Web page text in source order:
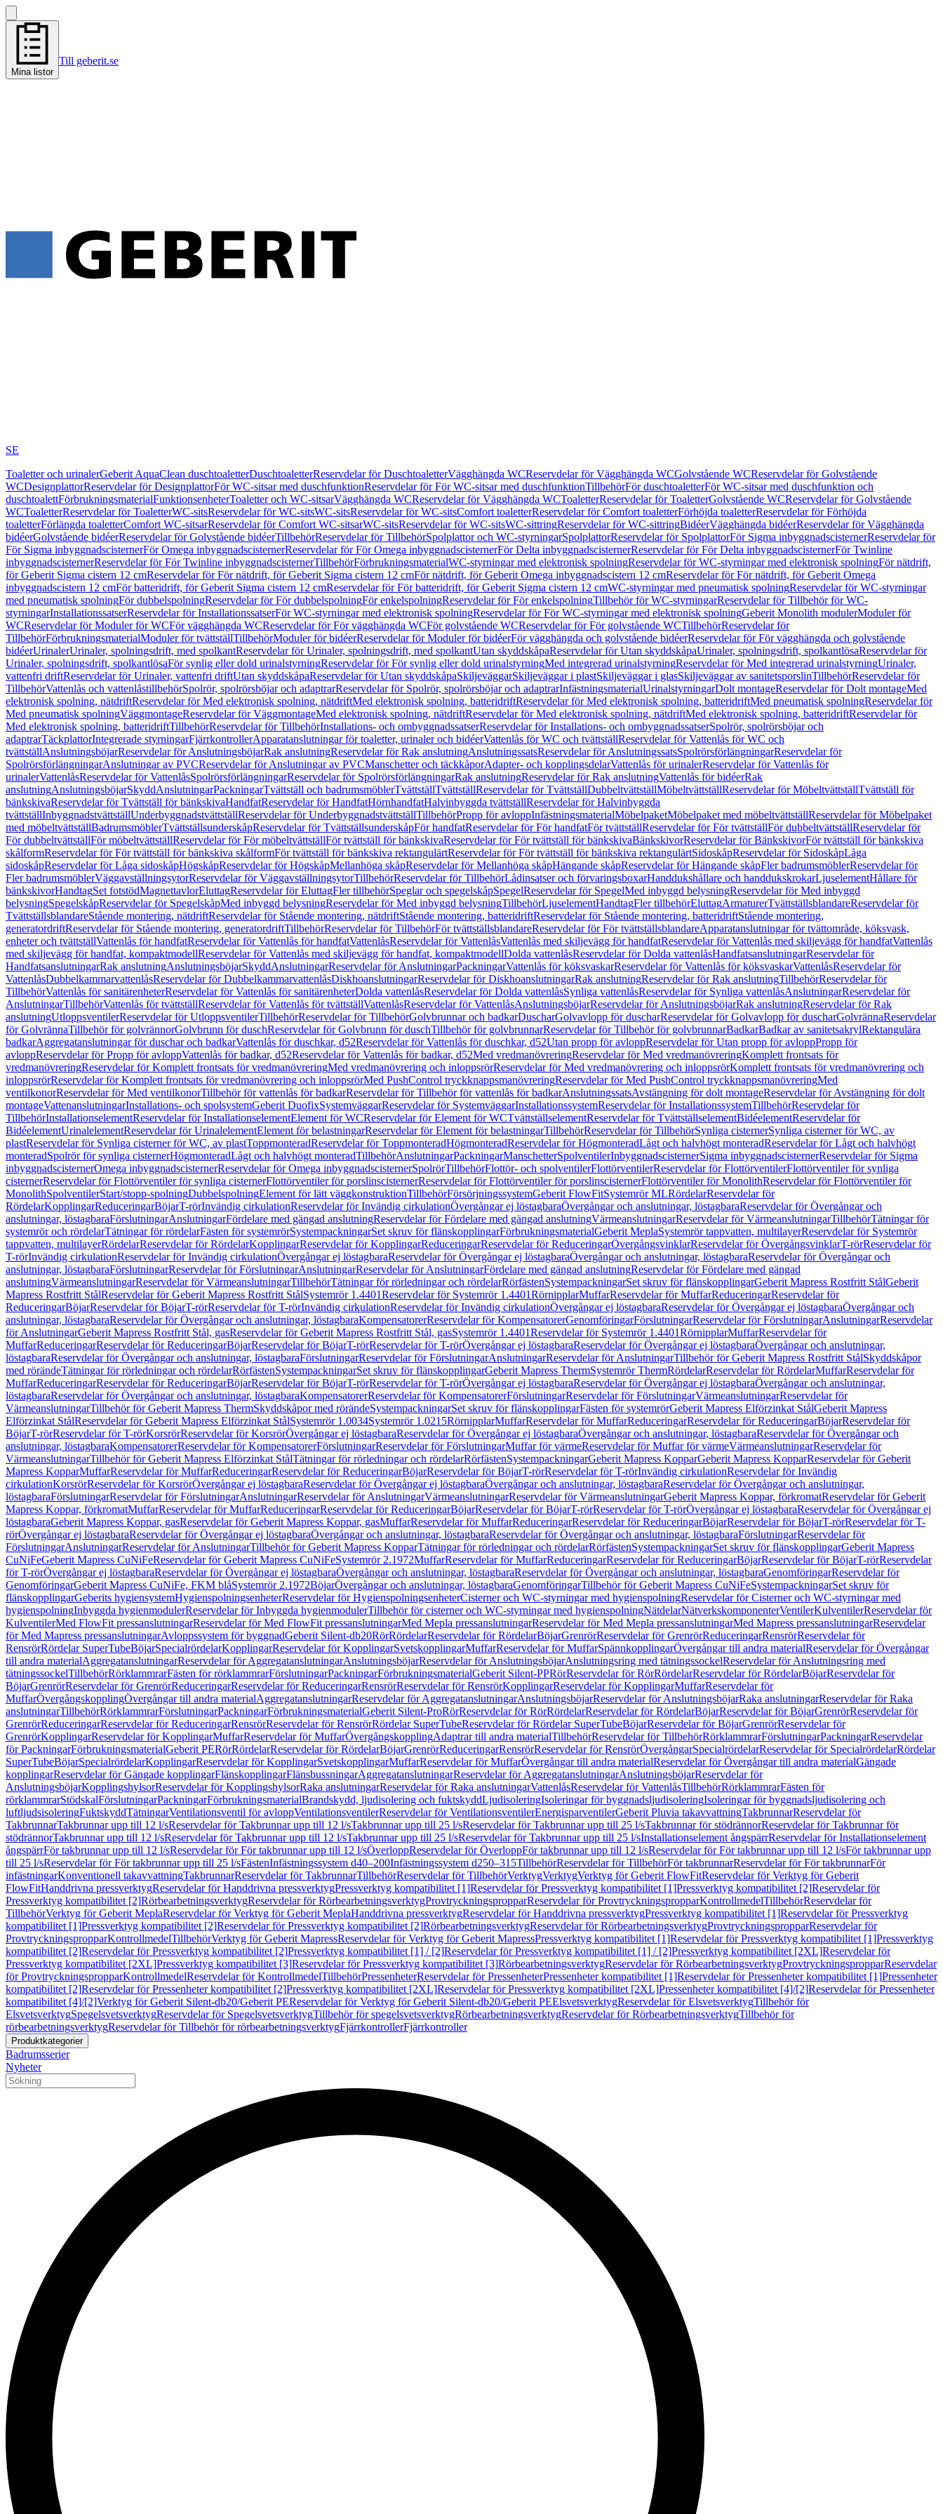
Mina listor
Till geberit.se
SE
Toaletter och urinalerGeberit AquaClean duschtoaletterDuschtoaletterReservdelar för DuschtoaletterVägghängda WCReservdelar för Vägghängda WCGolvstående WCReservdelar för Golvstående
WCDesignplattorReservdelar för DesignplattorFör WC-sitsar med duschfunktionReservdelar för För WC-sitsar med duschfunktionTillbehörFör duschtoaletterFör WC-sitsar med duschfunktion och
duschtoalettFörbrukningsmaterialFunktionsenheterToaletter och WC-sitsarVägghängda WCReservdelar för Vägghängda WCToaletterReservdelar för ToaletterGolvstående WCReservdelar för Golvstående
WCToaletterReservdelar för ToaletterWC-sitsReservdelar för WC-sitsWC-sitsReservdelar för WC-sitsComfort toaletterReservdelar för Comfort toaletterFörhöjda toaletterReservdelar för Förhöjda
toaletterFörlängda toaletterComfort WC-sitsarReservdelar för Comfort WC-sitsarWC-sitsReservdelar för WC-sitsWC-sittringReservdelar för WC-sittringBidéerVägghängda bidéerReservdelar för Vägghängda
bidéerGolvstående bidéerReservdelar för Golvstående bidéerTillbehörReservdelar för TillbehörSpolplattor och WC-styrningarSpolplattorReservdelar för SpolplattorFör Sigma inbyggnadscisternerReservdelar för
För Sigma inbyggnadscisternerFör Omega inbyggnadscisternerReservdelar för För Omega inbyggnadscisternerFör Delta inbyggnadscisternerReservdelar för För Delta inbyggnadscisternerFör Twinline
inbyggnadscisternerReservdelar för För Twinline inbyggnadscisternerTillbehörFörbrukningsmaterialWC-styrningar med elektronisk spolningReservdelar för WC-styrningar med elektronisk spolningFör nätdrift,
för Geberit Sigma cistern 12 cmReservdelar för För nätdrift, för Geberit Sigma cistern 12 cmFör nätdrift, för Geberit Omega inbyggnadscistern 12 cmReservdelar för För nätdrift, för Geberit Omega
inbyggnadscistern 12 cmFör batteridrift, för Geberit Sigma cistern 12 cmReservdelar för För batteridrift, för Geberit Sigma cistern 12 cmWC-styrningar med pneumatisk spolningReservdelar för WC-styrningar
med pneumatisk spolningFör dubbelspolningReservdelar för För dubbelspolningFör enkelspolningReservdelar för För enkelspolningTillbehör för WC-styrningarReservdelar för Tillbehör för WC-
styrningarInstallationssatserReservdelar för InstallationssatserFör WC-styrningar med elektronisk spolningReservdelar för För WC-styrningar med elektronisk spolningGeberit Monolith modulerModuler för
WCReservdelar för Moduler för WCFör vägghängda WCReservdelar för För vägghängda WCFör golvstående WCReservdelar för För golvstående WCTillbehörReservdelar för
TillbehörFörbrukningsmaterialModuler för tvättställTillbehörModuler för bidéerReservdelar för Moduler för bidéerFör vägghängda och golvstående bidéerReservdelar för För vägghängda och golvstående
bidéerUrinalerUrinaler, spolningsdrift, med spolkantReservdelar för Urinaler, spolningsdrift, med spolkantUtan skyddskåpaReservdelar för Utan skyddskåpaUrinaler, spolningsdrift, spolkantlösaReservdelar för
Urinaler, spolningsdrift, spolkantlösaFör synlig eller dold urinalstyrningReservdelar för För synlig eller dold urinalstyrningMed integrerad urinalstyrningReservdelar för Med integrerad urinalstyrningUrinaler,
vattenfri driftReservdelar för Urinaler, vattenfri driftUtan skyddskåpaReservdelar för Utan skyddskåpaSkiljeväggarSkiljeväggar i plastSkiljeväggar i glasSkiljeväggar av sanitetsporslinTillbehörReservdelar för
TillbehörVattenlås och vattenlåstillbehörSpolrör, spolrörsböjar och adaptrarReservdelar för Spolrör, spolrörsböjar och adaptrarInfästningsmaterialUrinalstyrningarDolt montageReservdelar för Dolt montageMed
elektronisk spolning, nätdriftReservdelar för Med elektronisk spolning, nätdriftMed elektronisk spolning, batteridriftReservdelar för Med elektronisk spolning, batteridriftMed pneumatisk spolningReservdelar för
Med pneumatisk spolningVäggmontageReservdelar för VäggmontageMed elektronisk spolning, nätdriftReservdelar för Med elektronisk spolning, nätdriftMed elektronisk spolning, batteridriftReservdelar för
Med elektronisk spolning, batteridriftTillbehörReservdelar för TillbehörInstallations- och ombyggnadssatserReservdelar för Installations- och ombyggnadssatserSpolrör, spolrörsböjar och
adaptrarTäckplattorIntegrerade styrningarFjärrkontrollerApparatanslutningar för toaletter, urinaler och bidéerVattenlås för WC och tvättställReservdelar för Vattenlås för WC och
tvättställAnslutningsböjarReservdelar för AnslutningsböjarRak anslutningReservdelar för Rak anslutningAnslutningssatsReservdelar för AnslutningssatsSpolrörsförlängningarReservdelar för
SpolrörsförlängningarAnslutningar av PVCReservdelar för Anslutningar av PVCManschetter och täckkåporAdapter- och kopplingsdelarVattenlås för urinalerReservdelar för Vattenlås för
urinalerVattenlåsReservdelar för VattenlåsSpolrörsförlängningarReservdelar för SpolrörsförlängningarRak anslutningReservdelar för Rak anslutningVattenlås för bidéerRak
anslutningAnslutningsböjarSkyddAnslutningarPackningarTvättställ och badrumsmöblerTvättställTvättställReservdelar för TvättställDubbeltvättställMöbeltvättställReservdelar för MöbeltvättställTvättställ för
bänkskivaReservdelar för Tvättställ för bänkskivaHandfatReservdelar för HandfatHörnhandfatHalvinbyggda tvättställReservdelar för Halvinbyggda
tvättställInbyggnadstvättställUnderbyggnadstvättställReservdelar för UnderbyggnadstvättställTillbehörPropp för avloppInfästningsmaterialMöbelpaketMöbelpaket med möbeltvättställReservdelar för Möbelpaket
med möbeltvättställBadrumsmöblerTvättställsunderskåpReservdelar för TvättställsunderskåpFör handfatReservdelar för För handfatFör tvättställReservdelar för För tvättställFör dubbeltvättställReservdelar för
För dubbeltvättställFör möbeltvättställReservdelar för För möbeltvättställFör tvättställ för bänkskivaReservdelar för För tvättställ för bänkskivaBänkskivorReservdelar för BänkskivorFör tvättställ för bänkskiva
skålformReservdelar för För tvättställ för bänkskiva skålformFör tvättställ för bänkskiva rektangulärtReservdelar för För tvättställ för bänkskiva rektangulärtSidoskåpReservdelar för SidoskåpLåga
sidoskåpReservdelar för Låga sidoskåpHögskåpReservdelar för HögskåpMellanhöga skåpReservdelar för Mellanhöga skåpHängande skåpReservdelar för Hängande skåpFler badrumsmöblerReservdelar för
Fler badrumsmöblerVäggavställningsytorReservdelar för VäggavställningsytorTillbehörReservdelar för TillbehörLådinsatser och förvaringsboxarHanddukshållare och handdukskrokarLjuselementHållare för
bänkskivorHandtagSet fotstödMagnettavlorEluttagReservdelar för EluttagFler tillbehörSpeglar och spegelskåpSpegelReservdelar för SpegelMed inbyggd belysningReservdelar för Med inbyggd
belysningSpegelskåpReservdelar för SpegelskåpMed inbyggd belysningReservdelar för Med inbyggd belysningTillbehörLjuselementHandtagFler tillbehörEluttagArmaturerTvättställsblandareReservdelar för
TvättställsblandareStående montering, nätdriftReservdelar för Stående montering, nätdriftStående montering, batteridriftReservdelar för Stående montering, batteridriftStående montering,
generatordriftReservdelar för Stående montering, generatordriftTillbehörReservdelar för TillbehörFör tvättställsblandareReservdelar för För tvättställsblandareApparatanslutningar för tvättområde, köksvask,
enheter och tvättställVattenlås för handfatReservdelar för Vattenlås för handfatVattenlåsReservdelar för VattenlåsVattenlås med skiljevägg för handfatReservdelar för Vattenlås med skiljevägg för handfatVattenlås
med skiljevägg för handfat, kompaktmodellReservdelar för Vattenlås med skiljevägg för handfat, kompaktmodellDolda vattenlåsReservdelar för Dolda vattenlåsHandfatsanslutningarReservdelar för
HandfatsanslutningarRak anslutningAnslutningsböjarSkyddAnslutningarReservdelar för AnslutningarPackningarVattenlås för köksvaskarReservdelar för Vattenlås för köksvaskarVattenlåsReservdelar för
VattenlåsDubbelkammarvattenlåsReservdelar för DubbelkammarvattenlåsDiskhoanslutningarReservdelar för DiskhoanslutningarRak anslutningReservdelar för Rak anslutningTillbehörReservdelar för
TillbehörVattenlås för sanitärenheterReservdelar för Vattenlås för sanitärenheterDolda vattenlåsReservdelar för Dolda vattenlåsSynliga vattenlåsReservdelar för Synliga vattenlåsAnslutningarReservdelar för
AnslutningarTillbehörVattenlås för tvättställReservdelar för Vattenlås för tvättställVattenlåsReservdelar för VattenlåsAnslutningsböjarReservdelar för AnslutningsböjarRak anslutningReservdelar för Rak
anslutningUtloppsventilerReservdelar för UtloppsventilerTillbehörReservdelar för TillbehörGolvbrunnar och badkarDuscharGolvavlopp för duscharReservdelar för Golvavlopp för duscharGolvrännaReservdelar
för GolvrännaTillbehör för golvrännorGolvbrunn för duschReservdelar för Golvbrunn för duschTillbehör för golvbrunnarReservdelar för Tillbehör för golvbrunnarBadkarBadkar av sanitetsakrylRektangulära
badkarAggregatanslutningar för duschar och badkarVattenlås för duschkar, d52Reservdelar för Vattenlås för duschkar, d52Utan propp för avloppReservdelar för Utan propp för avloppPropp för
avloppReservdelar för Propp för avloppVattenlås för badkar, d52Reservdelar för Vattenlås för badkar, d52Med vredmanövreringReservdelar för Med vredmanövreringKomplett frontsats för
vredmanövreringReservdelar för Komplett frontsats för vredmanövreringMed vredmanövrering och inloppsrörReservdelar för Med vredmanövrering och inloppsrörKomplett frontsats för vredmanövrering och
inloppsrörReservdelar för Komplett frontsats för vredmanövrering och inloppsrörMed PushControl tryckknappsmanövreringReservdelar för Med PushControl tryckknappsmanövreringMed
ventilkonorReservdelar för Med ventilkonorTillbehör för vattenlås för badkarReservdelar för Tillbehör för vattenlås för badkarAnslutningssatsAvstängning för dolt montageReservdelar för Avstängning för dolt
montageVattenanslutningarInstallations- och spolsystemGeberit DuofixSystemväggarReservdelar för SystemväggarInstallationssystemReservdelar för InstallationssystemTillbehörReservdelar för
TillbehörInstallationselementReservdelar för InstallationselementElement för WCReservdelar för Element för WCTvättställselementReservdelar för TvättställselementBidéelementReservdelar för
BidéelementUrinalelementReservdelar för UrinalelementElement för belastningarReservdelar för Element för belastningarTillbehörReservdelar för TillbehörSynliga cisternerSynliga cisterner för WC, av
plastReservdelar för Synliga cisterner för WC, av plastToppmonteradReservdelar för ToppmonteradHögmonteradReservdelar för HögmonteradLågt och halvhögt monteradReservdelar för Lågt och halvhögt
monteradSpolrör för synliga cisternerHögmonteradLågt och halvhögt monteradTillbehörAnslutningarPackningarManschetterSpolventilerInbyggnadscisternerSigma inbyggnadscisternerReservdelar för Sigma
inbyggnadscisternerOmega inbyggnadscisternerReservdelar för Omega inbyggnadscisternerSpolrörTillbehörFlottör- och spolventilerFlottörventilerReservdelar för FlottörventilerFlottörventiler för synliga
cisternerReservdelar för Flottörventiler för synliga cisternerFlottörventiler för porslinscisternerReservdelar för Flottörventiler för porslinscisternerFlottörventiler för MonolithReservdelar för Flottörventiler för
MonolithSpolventilerStart/stopp-spolningDubbelspolningElement för lätt väggkonstruktionTillbehörFörsörjningssystemGeberit FlowFitSystemrör MLRördelarReservdelar för
RördelarKopplingarReduceringarBöjarT-rörInvändig cirkulationReservdelar för Invändig cirkulationÖvergångar ej löstagbaraÖvergångar och anslutningar, löstagbaraReservdelar för Övergångar och
anslutningar, löstagbaraFörslutningarAnslutningarFördelare med gängad anslutningReservdelar för Fördelare med gängad anslutningVärmeanslutningarReservdelar för VärmeanslutningarTillbehörTätningar för
systemrör och rördelarTätningar för rördelarFästen för systemrörSystempackningarSet skruv för flänskopplingarFörbrukningsmaterialGeberit MeplaSystemrör tappvatten, multilayerReservdelar för Systemrör
tappvatten, multilayerRördelarReservdelar för RördelarKopplingarReservdelar för KopplingarReduceringarReservdelar för ReduceringarÖvergångsvinklarReservdelar för ÖvergångsvinklarT-rörReservdelar för
T-rörInvändig cirkulationReservdelar för Invändig cirkulationÖvergångar ej löstagbaraReservdelar för Övergångar ej löstagbaraÖvergångar och anslutningar, löstagbaraReservdelar för Övergångar och
anslutningar, löstagbaraFörslutningarReservdelar för FörslutningarAnslutningarReservdelar för AnslutningarFördelare med gängad anslutningReservdelar för Fördelare med gängad
anslutningVärmeanslutningarReservdelar för VärmeanslutningarTillbehörTätningar för rörledningar och rördelarRörfästenSystempackningarSet skruv för flänskopplingarGeberit Mapress Rostfritt StålGeberit
Mapress Rostfritt StålReservdelar för Geberit Mapress Rostfritt StålSystemrör 1.4401Reservdelar för Systemrör 1.4401RörnipplarMuffarReservdelar för MuffarReduceringarReservdelar för
ReduceringarBöjarReservdelar för BöjarT-rörReservdelar för T-rörInvändig cirkulationReservdelar för Invändig cirkulationÖvergångar ej löstagbaraReservdelar för Övergångar ej löstagbaraÖvergångar och
anslutningar, löstagbaraReservdelar för Övergångar och anslutningar, löstagbaraKompensatorerReservdelar för KompensatorerGenomföringarFörslutningarReservdelar för FörslutningarAnslutningarReservdelar
för AnslutningarGeberit Mapress Rostfritt Stål, gasReservdelar för Geberit Mapress Rostfritt Stål, gasSystemrör 1.4401Reservdelar för Systemrör 1.4401RörnipplarMuffarReservdelar för
MuffarReduceringarReservdelar för ReduceringarBöjarReservdelar för BöjarT-rörReservdelar för T-rörÖvergångar ej löstagbaraReservdelar för Övergångar ej löstagbaraÖvergångar och anslutningar,
löstagbaraReservdelar för Övergångar och anslutningar, löstagbaraFörslutningarReservdelar för FörslutningarAnslutningarReservdelar för AnslutningarTillbehör för Geberit Mapress Rostfritt StålSkyddskåpor
med rörändeTätningar för rörledningar och rördelarRörfästenSystempackningarSet skruv för flänskopplingarGeberit Mapress ThermSystemrör ThermRördelarReservdelar för RördelarMuffarReservdelar för
MuffarReduceringarReservdelar för ReduceringarBöjarReservdelar för BöjarT-rörReservdelar för T-rörÖvergångar ej löstagbaraReservdelar för Övergångar ej löstagbaraÖvergångar och anslutningar,
löstagbaraReservdelar för Övergångar och anslutningar, löstagbaraKompensatorerReservdelar för KompensatorerFörslutningarReservdelar för FörslutningarVärmeanslutningarReservdelar för
VärmeanslutningarTillbehör för Geberit Mapress ThermSkyddskåpor med rörändeSystempackningarSet skruv för flänskopplingarFästen för systemrörGeberit Mapress Elförzinkat StålGeberit Mapress
Elförzinkat StålReservdelar för Geberit Mapress Elförzinkat StålSystemrör 1.0034Systemrör 1.0215RörnipplarMuffarReservdelar för MuffarReduceringarReservdelar för ReduceringarBöjarReservdelar för
BöjarT-rörReservdelar för T-rörKorsrörReservdelar för KorsrörÖvergångar ej löstagbaraReservdelar för Övergångar ej löstagbaraÖvergångar och anslutningar, löstagbaraReservdelar för Övergångar och
anslutningar, löstagbaraKompensatorerReservdelar för KompensatorerFörslutningarReservdelar för FörslutningarMuffar för värmeReservdelar för Muffar för värmeVärmeanslutningarReservdelar för
VärmeanslutningarTillbehör för Geberit Mapress Elförzinkat StålTätningar för rörledningar och rördelarRörfästenSystempackningarGeberit Mapress KopparGeberit Mapress KopparReservdelar för Geberit
Mapress KopparMuffarReservdelar för MuffarReduceringarReservdelar för ReduceringarBöjarReservdelar för BöjarT-rörReservdelar för T-rörInvändig cirkulationReservdelar för Invändig
cirkulationKorsrörReservdelar för KorsrörÖvergångar ej löstagbaraReservdelar för Övergångar ej löstagbaraÖvergångar och anslutningar, löstagbaraReservdelar för Övergångar och anslutningar,
löstagbaraFörslutningarReservdelar för FörslutningarAnslutningarReservdelar för AnslutningarVärmeanslutningarReservdelar för VärmeanslutningarGeberit Mapress Koppar, förkromatReservdelar för Geberit
Mapress Koppar, förkromatMuffarReservdelar för MuffarReduceringarReservdelar för ReduceringarBöjarReservdelar för BöjarT-rörReservdelar för T-rörÖvergångar ej löstagbaraReservdelar för Övergångar ej
löstagbaraGeberit Mapress Koppar, gasReservdelar för Geberit Mapress Koppar, gasMuffarReservdelar för MuffarReduceringarReservdelar för ReduceringarBöjarReservdelar för BöjarT-rörReservdelar för T-
rörÖvergångar ej löstagbaraReservdelar för Övergångar ej löstagbaraÖvergångar och anslutningar, löstagbaraReservdelar för Övergångar och anslutningar, löstagbaraFörslutningarReservdelar för
FörslutningarAnslutningarReservdelar för AnslutningarTillbehör för Geberit Mapress KopparTätningar för rörledningar och rördelarRörfästenSystempackningarSet skruv för flänskopplingarGeberit Mapress
CuNiFeGeberit Mapress CuNiFeReservdelar för Geberit Mapress CuNiFeSystemrör 2.1972MuffarReservdelar för MuffarReduceringarReservdelar för ReduceringarBöjarReservdelar för BöjarT-rörReservdelar
för T-rörÖvergångar ej löstagbaraReservdelar för Övergångar ej löstagbaraÖvergångar och anslutningar, löstagbaraReservdelar för Övergångar och anslutningar, löstagbaraGenomföringarReservdelar för
GenomföringarGeberit Mapress CuNiFe, FKM blåSystemrör 2.1972BöjarÖvergångar och anslutningar, löstagbaraGenomföringarTillbehör för Geberit Mapress CuNiFeSystempackningarSet skruv för
flänskopplingarGeberits hygiensystemHygienspolningsenheterReservdelar för HygienspolningsenheterCisterner och WC-styrningar med hygienspolningReservdelar för Cisterner och WC-styrningar med
hygienspolningInbyggda hygienmodulerReservdelar för Inbyggda hygienmodulerTillbehör för cisterner och WC-styrningar med hygienspolningNätdelarNätverkskomponenterVentilerKulventilerReservdelar för
KulventilerMed FlowFit pressanslutningarReservdelar för Med FlowFit pressanslutningarMed Mepla pressanslutningarReservdelar för Med Mepla pressanslutningarMed Mapress pressanslutningarReservdelar
för Med Mapress pressanslutningarAvloppssystem för byggnadGeberit Silent-db20RörRördelarReservdelar för RördelarBöjarGrenrörReservdelar för GrenrörReduceringarRensrörReservdelar för
RensrörRördelar SuperTubeBöjarSpecialrördelarKopplingarReservdelar för KopplingarSvetskopplingarMuffarReservdelar för MuffarSpännkopplingarÖvergångar till andra materialReservdelar för Övergångar
till andra materialAggregatanslutningarReservdelar för AggregatanslutningarAnslutningsböjarReservdelar för AnslutningsböjarAnslutningsring med tätningssockelReservdelar för Anslutningsring med
tätningssockelTillbehörRörklammrarFästen för rörklammrarFörslutningarPackningarFörbrukningsmaterialGeberit Silent-PPRörReservdelar för RörRördelarReservdelar för RördelarBöjarReservdelar för
BöjarGrenrörReservdelar för GrenrörReduceringarReservdelar för ReduceringarRensrörReservdelar för RensrörKopplingarReservdelar för KopplingarMuffarReservdelar för
MuffarÖvergångskopplingÖvergångar till andra materialAggregatanslutningarReservdelar för AggregatanslutningarAnslutningsböjarReservdelar för AnslutningsböjarRaka anslutningarReservdelar för Raka
anslutningarTillbehörRörklammrarFörslutningarPackningarFörbrukningsmaterialGeberit Silent-ProRörReservdelar för RörRördelarReservdelar för RördelarBöjarReservdelar för BöjarGrenrörReservdelar för
GrenrörReduceringarReservdelar för ReduceringarRensrörReservdelar för RensrörRördelar SuperTubeReservdelar för Rördelar SuperTubeBöjarReservdelar för BöjarGrenrörReservdelar för
GrenrörKopplingarReservdelar för KopplingarMuffarReservdelar för MuffarÖvergångskopplingAdaptrar till andra materialTillbehörReservdelar för TillbehörRörklammrarFörslutningarPackningarReservdelar
för PackningarFörbrukningsmaterialGeberit PERörRördelarReservdelar för RördelarBöjarGrenrörReduceringarRensrörReservdelar för RensrörÖvergångarSpecialrördelarReservdelar för SpecialrördelarRördelar
SuperTubeBöjarSpecialrördelarKopplingarReservdelar för KopplingarSvetskopplingarMuffarReservdelar för MuffarÖvergångar till andra materialReservdelar för Övergångar till andra materialGängade
kopplingarReservdelar för Gängade kopplingarFlänskopplingarFlänsbussningarAggregatanslutningarReservdelar för AggregatanslutningarAnslutningsböjarReservdelar för
AnslutningsböjarKopplingshylsorReservdelar för KopplingshylsorRaka anslutningarReservdelar för Raka anslutningarVattenlåsReservdelar för VattenlåsTillbehörRörklammrarFästen för
rörklammrarStödskalFörslutningarPackningarFörbrukningsmaterialBrandskydd, ljudisolering och fuktskyddLjudisoleringIsoleringar för byggnadsljudisoleringIsoleringar för byggnadsljudisolering och
luftljudsisoleringFuktskyddTätningarVentilationsventil för avloppVentilationsventilerReservdelar för VentilationsventilerEnergisparventilerGeberit Pluvia takavvattningTakbrunnarReservdelar för
TakbrunnarTakbrunnar upp till 12 l/sReservdelar för Takbrunnar upp till 12 l/sTakbrunnar upp till 25 l/sReservdelar för Takbrunnar upp till 25 l/sTakbrunnar för stödrännorReservdelar för Takbrunnar för
stödrännorTakbrunnar upp till 12 l/sReservdelar för Takbrunnar upp till 12 l/sTakbrunnar upp till 25 l/sReservdelar för Takbrunnar upp till 25 l/sInstallationselement ångspärrReservdelar för Installationselement
ångspärrFör takbrunnar upp till 12 l/sReservdelar för För takbrunnar upp till 12 l/sÖverloppReservdelar för ÖverloppFör takbrunnar upp till 12 l/sReservdelar för För takbrunnar upp till 12 l/sFör takbrunnar upp
till 25 l/sReservdelar för För takbrunnar upp till 25 l/sFästenInfästningssystem d40–200Infästningssystem d250–315TillbehörReservdelar för TillbehörFör takbrunnarReservdelar för För takbrunnarFör
infästningarKonventionell takavvattningTakbrunnarReservdelar för TakbrunnarTillbehörReservdelar för TillbehörVerktygVerktygVerktyg för Geberit FlowFitReservdelar för Verktyg för Geberit
FlowFitHanddrivna pressverktygReservdelar för Handdrivna pressverktygPressverktyg kompatibilitet [1]Reservdelar för Pressverktyg kompatibilitet [1]Pressverktyg kompatibilitet [2]Reservdelar för
Pressverktyg kompatibilitet [2]RörbearbetningsverktygReservdelar för RörbearbetningsverktygProvtryckningspropparReservdelar för ProvtryckningspropparKontrollmedelTillbehörReservdelar för
TillbehörVerktyg för Geberit MeplaReservdelar för Verktyg för Geberit MeplaHanddrivna pressverktygReservdelar för Handdrivna pressverktygPressverktyg kompatibilitet [1]Reservdelar för Pressverktyg
kompatibilitet [1]Pressverktyg kompatibilitet [2]Reservdelar för Pressverktyg kompatibilitet [2]RörbearbetningsverktygReservdelar för RörbearbetningsverktygProvtryckningspropparReservdelar för
ProvtryckningspropparKontrollmedelTillbehörVerktyg för Geberit MapressReservdelar för Verktyg för Geberit MapressPressverktyg kompatibilitet [1]Reservdelar för Pressverktyg kompatibilitet [1]Pressverktyg
kompatibilitet [2]Reservdelar för Pressverktyg kompatibilitet [2]Pressverktyg kompatibilitet [1] / [2]Reservdelar för Pressverktyg kompatibilitet [1] / [2]Pressverktyg kompatibilitet [2XL]Reservdelar för
Pressverktyg kompatibilitet [2XL]Pressverktyg kompatibilitet [3]Reservdelar för Pressverktyg kompatibilitet [3]RörbearbetningsverktygReservdelar för RörbearbetningsverktygProvtryckningspropparReservdelar
för ProvtryckningspropparKontrollmedelReservdelar för KontrollmedelTillbehörPressenheterReservdelar för PressenheterPressenheter kompatibilitet [1]Reservdelar för Pressenheter kompatibilitet [1]Pressenheter
kompatibilitet [2]Reservdelar för Pressenheter kompatibilitet [2]Pressverktyg kompatibilitet [2XL]Reservdelar för Pressverktyg kompatibilitet [2XL]Pressenheter kompatibilitet [4]/[2]Reservdelar för Pressenheter
kompatibilitet [4]/[2]Verktyg för Geberit Silent-db20/Geberit PEReservdelar för Verktyg för Geberit Silent-db20/Geberit PEElsvetsverktygReservdelar för ElsvetsverktygTillbehör för
ElsvetsverktygSpegelsvetsverktygReservdelar för SpegelsvetsverktygTillbehör för spegelsvetsverktygRörbearbetningsverktygReservdelar för RörbearbetningsverktygTillbehör för
rörbearbetningsverktygReservdelar för Tillbehör för rörbearbetningsverktygFjärrkontrollerFjärrkontroller
Produktkategorier
Badrumsserier
Nyheter